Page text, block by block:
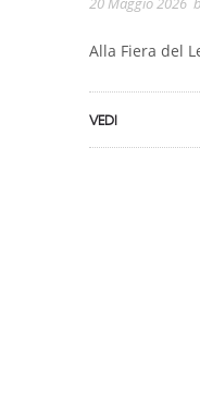
Alla Fiera del
VEDI